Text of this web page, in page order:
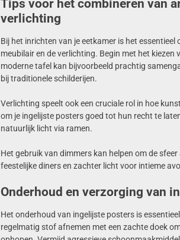
Tips voor het combineren van
verlichting
Bij het inrichten van je eetkamer is het
meubilair en de verlichting. Begin met het kiezen
moderne tafel kan bijvoorbeeld prachtig
bij traditionele schilderijen.
Verlichting speelt ook een cruciale rol in hoe
om je ingelijste posters goed tot hun recht te
natuurlijk licht via ramen.
Het gebruik van dimmers kan helpen om de
feestelijke diners en zachter licht voor intieme
Onderhoud en verzorging van
Het onderhoud van ingelijste posters is
regelmatig stof afnemen met een zachte doek